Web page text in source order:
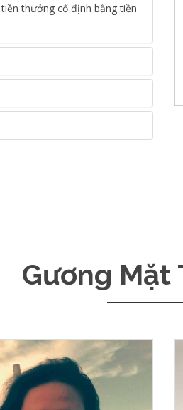
thưởng cố định bằng tiền
Gương Mặt